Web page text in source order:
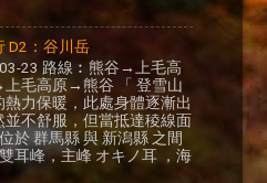
D2：谷川岳
23 路線︰熊谷→上毛高
毛高原→熊谷 「 登雪山
熱力保暖，此處身體逐漸出
並不舒服，但當抵達稜線面
於 群馬縣 與 新潟縣 之間
耳峰，主峰 オキノ耳 ，海